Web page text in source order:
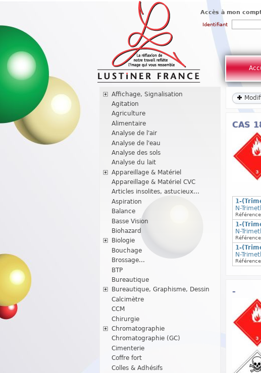
Accès à mon
Identifiant
Affichage, Signalisation
Agitation
Agriculture
Alimentaire
Analyse de l'air
Analyse de l'eau
Analyse des sols
Analyse du lait
Appareillage & Matériel
Appareillage & Matériel CVC
Articles insolites, astucieux...
Aspiration
Balance
Basse Vision
Biohazard
Biologie
Bouchage
Brossage...
BTP
Bureautique
Bureautique, Graphisme, Dessin
Calcimètre
CCM
Chirurgie
Chromatographie
Chromatographie (GC)
Cimenterie
Coffre fort
Colles & Adhésifs
CAS
1-
N-
1-
N-
1-
N-
-